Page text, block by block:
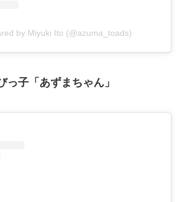
by Miyuki Ito (@azuma_toads)
っ子「あずまちゃん」